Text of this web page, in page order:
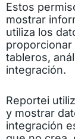
Estos
mostrar
utiliza los
tableros,
integración.
Reportei
y mostrar
integración